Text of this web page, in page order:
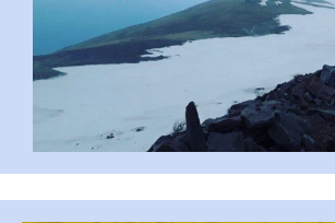
...